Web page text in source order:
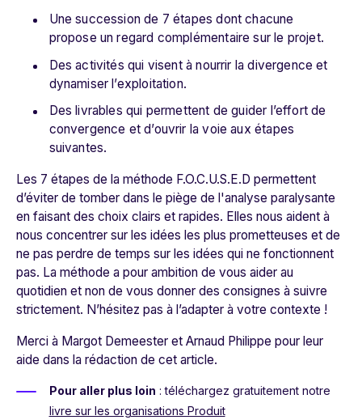
Une succession de 7 étapes dont chacune
propose un regard complémentaire sur le projet.
Des activités qui visent à nourrir la divergence et
dynamiser l’exploitation.
Des livrables qui permettent de guider l’effort de
convergence et d’ouvrir la voie aux étapes
suivantes.
Les 7 étapes de la méthode F.O.C.U.S.E.D permettent
d’éviter de tomber dans le piège de l'analyse paralysante
en faisant des choix clairs et rapides. Elles nous aident à
nous concentrer sur les idées les plus prometteuses et de
ne pas perdre de temps sur les idées qui ne fonctionnent
pas. La méthode a pour ambition de vous aider au
quotidien et non de vous donner des consignes à suivre
strictement. N’hésitez pas à l’adapter à votre contexte !
Merci à Margot Demeester et Arnaud Philippe pour leur
aide dans la rédaction de cet article.
Pour aller plus loin : téléchargez gratuitement notre
livre sur les organisations Produit